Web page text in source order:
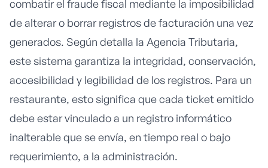
combatir el fraude fiscal mediante la imposibilidad
de alterar o borrar registros de facturación una vez
generados. Según detalla la Agencia Tributaria,
este sistema garantiza la integridad, conservación,
accesibilidad y legibilidad de los registros. Para un
restaurante, esto significa que cada ticket emitido
debe estar vinculado a un registro informático
inalterable que se envía, en tiempo real o bajo
requerimiento, a la administración.